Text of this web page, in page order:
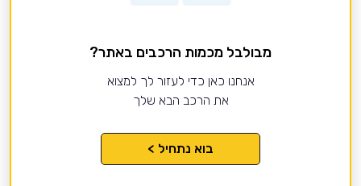
מבולבל מכמות הרכבים באתר?
אנחנו כאן כדי לעזור לך למצוא
את הרכב הבא שלך
בוא נתחיל >